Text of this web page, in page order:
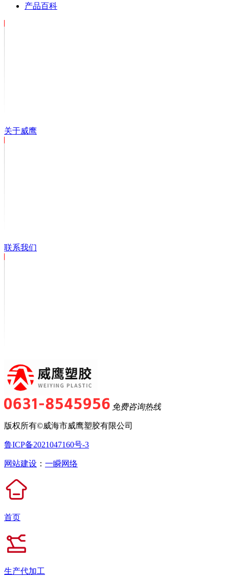
产品百科
关于威鹰
联系我们
免费咨询热线
版权所有©威海市威鹰塑胶有限公司
鲁ICP备2021047160号-3
网站建设 ： 一瞬网络
首页
生产代加工